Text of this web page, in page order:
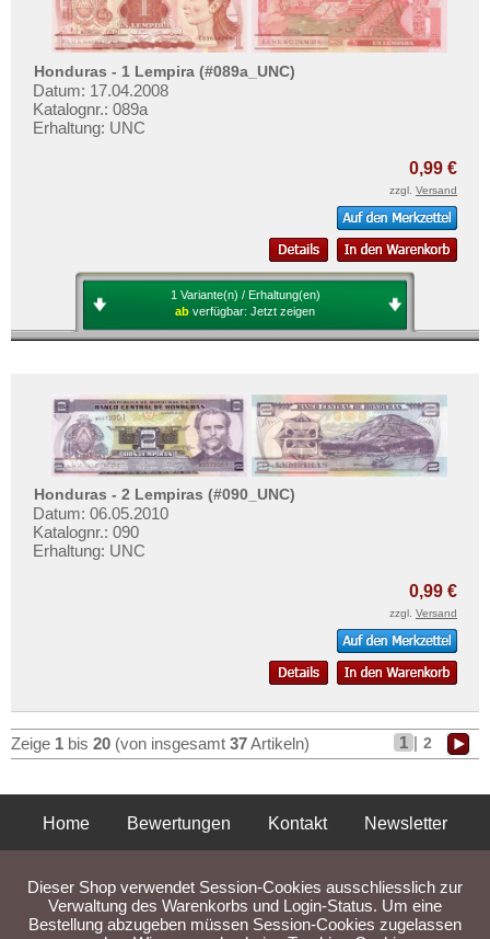
Honduras - 1 Lempira (#089a_UNC)
Datum: 17.04.2008
Katalognr.: 089a
Erhaltung: UNC
0,99 €
zzgl. Versand
1 Variante(n) / Erhaltung(en)
ab verfügbar: Jetzt zeigen
Honduras - 2 Lempiras (#090_UNC)
Datum: 06.05.2010
Katalognr.: 090
Erhaltung: UNC
0,99 €
zzgl. Versand
Zeige 1 bis 20 (von insgesamt 37Artikeln) 1 | 2
Home Bewertungen Kontakt
Newsletter
Liefer- und Versandkosten
Dieser Shop verwendet Session-Cookies ausschliesslich zur
Verwaltung des Warenkorbs und Login-Status. Um eine
Bestellung abzugeben müssen Session-Cookies zugelassen